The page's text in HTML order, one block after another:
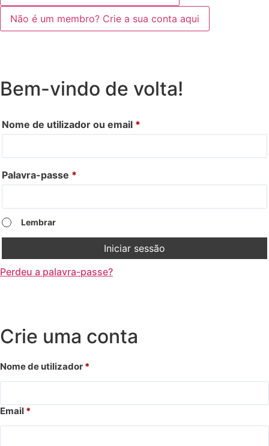
Não é um membro? Crie a sua conta aqui
Bem-vindo de volta!
Nome de utilizador ou email *
Palavra-passe *
Lembrar
Iniciar sessão
Perdeu a palavra-passe?
Crie uma conta
Nome de utilizador *
Email *